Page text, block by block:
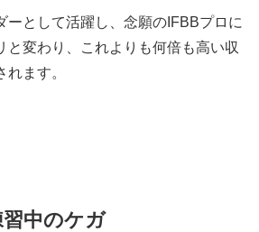
ーとして活躍し、念願のIFBBプロに
と変わり、これよりも何倍も高い収
れます。
中のケガ